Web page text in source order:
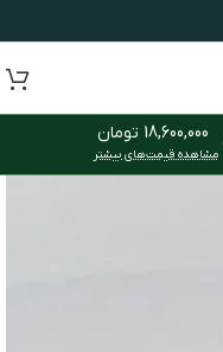
18,600,000 تومان
مشاهده قیمت‌های بیشتر